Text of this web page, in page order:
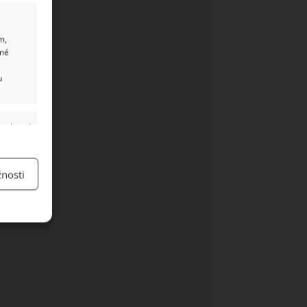
aktivní